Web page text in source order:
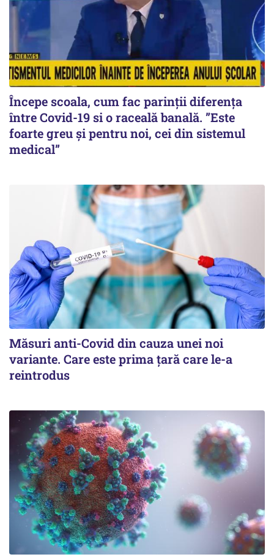
Începe scoala, cum fac parinții diferența
între Covid-19 si o raceală banală. ”Este
foarte greu și pentru noi, cei din sistemul
medical”
Măsuri anti-Covid din cauza unei noi
variante. Care este prima țară care le-a
reintrodus